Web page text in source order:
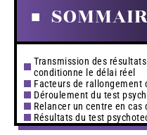
Transmission des
conditionne le délai réel
Facteurs de rallongement
Déroulement du test
Relancer un centre en
Résultats du test